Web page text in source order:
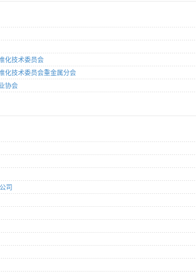
化技术委员会
化技术委员会重金属分会
协会
司